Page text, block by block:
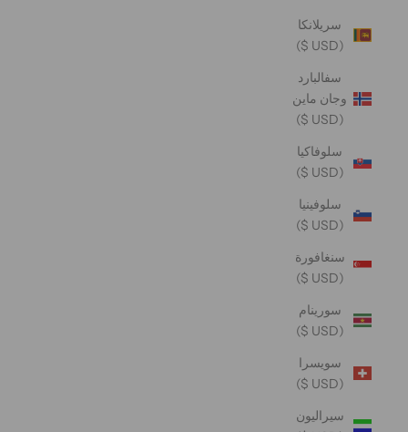
سريلانكا
(USD $)
سفالبارد
وجان ماين
(USD $)
سلوفاكيا
(USD $)
سلوفينيا
(USD $)
سنغافورة
(USD $)
سورينام
(USD $)
سويسرا
(USD $)
سيراليون